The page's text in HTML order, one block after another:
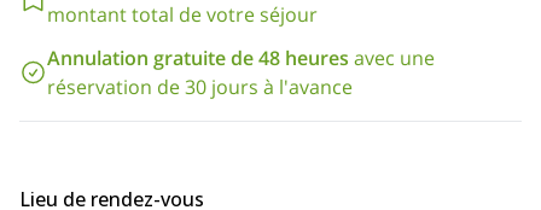
Le sommet de la montagne est accompagné d'une collection de
sommets plus petits, comprenant le Breithorn Central (4 159
mètres), le Breithorn Oriental (4 139 mètres), le Gendarm (4 106
mètres) et la Roccia Nera (4 075 mètres).
La première ascension enregistrée du Breithorn remonte à 1813.
montant total de votre séjour
Annulation gratuite de 48 heures avec une
réservation de 30 jours à l'avance
Lieu de rendez-vous